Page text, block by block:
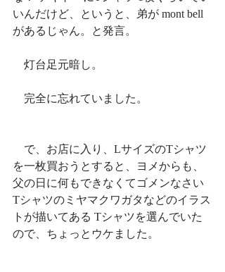
いんだけど、というと、弟が mont bell
があるじゃん。と発言。
灯台足元暗し。
完全に忘れていました。
で、お店に入り、LサイズのTシャツ
を一枚買おうとすると、ヨメからも、
父の日に何もできなくてゴメンなさい
Tシャツのミヤマクワガタなどのイラス
トが描いてある Tシャツを選んでいた
ので、ちょっとウケました。